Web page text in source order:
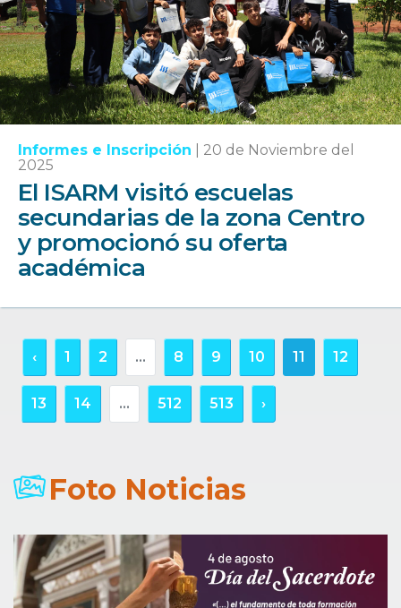
Informes e Inscripción
20 de Noviembre del
2025
El ISARM visitó escuelas
secundarias de la zona Centro
y promocionó su oferta
académica
‹ 1 2 ... 8 9 10 11 12
13 14 ... 512 513 ›
Foto Noticias